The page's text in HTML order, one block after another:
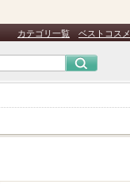
カテゴリ一覧 ベストコスメ